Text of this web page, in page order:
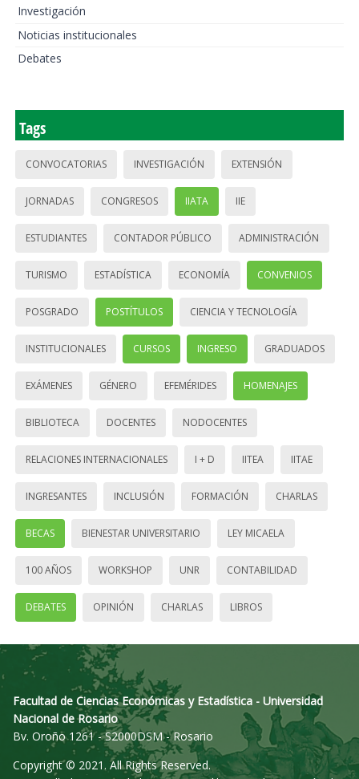
Investigación
Noticias institucionales
Debates
Tags
CONVOCATORIAS INVESTIGACIÓN EXTENSIÓN
JORNADAS CONGRESOS IIATA IIE
ESTUDIANTES CONTADOR PÚBLICO ADMINISTRACIÓN
TURISMO ESTADÍSTICA ECONOMÍA CONVENIOS
POSGRADO POSTÍTULOS CIENCIA Y TECNOLOGÍA
INSTITUCIONALES CURSOS INGRESO GRADUADOS
EXÁMENES GÉNERO EFEMÉRIDES HOMENAJES
BIBLIOTECA DOCENTES NODOCENTES
RELACIONES INTERNACIONALES I + D IITEA IITAE
INGRESANTES INCLUSIÓN FORMACIÓN CHARLAS
BECAS BIENESTAR UNIVERSITARIO LEY MICAELA
100 AÑOS WORKSHOP UNR CONTABILIDAD
DEBATES OPINIÓN CHARLAS LIBROS
Facultad de Ciencias Económicas y Estadística - Universidad
Nacional de Rosario
Bv. Oroño 1261 - S2000DSM - Rosario
Copyright © 2021. All Rights Reserved.